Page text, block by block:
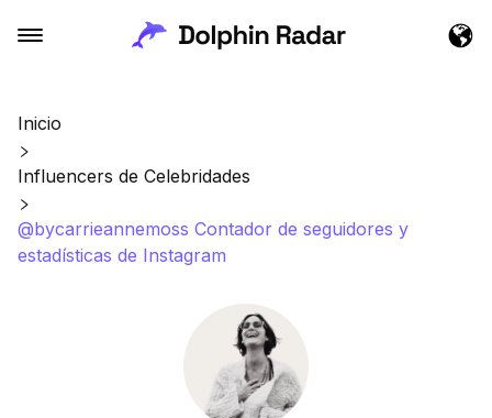
Inicio
Influencers de Celebridades
@bycarrieannemoss Contador de seguidores y
estadísticas de Instagram